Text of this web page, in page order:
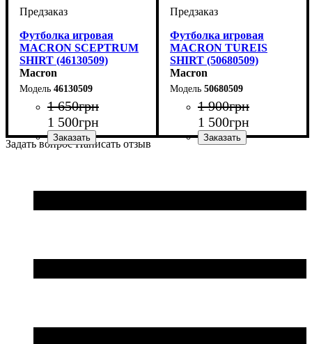
Футболка игровая
MACRON SCEPTRUM
SHIRT (46130509)
Macron
46130509
1 650грн
1 500грн
Пол : Унисекс
Производитель: Macron
Цвет: Желтый
Футболка игровая
MACRON TUREIS
SHIRT (50680509)
Macron
50680509
1 900грн
1 500грн
Задать вопрос Написать отзыв